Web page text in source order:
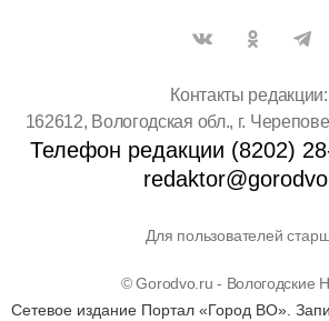
Контакты редакции:
162612, Вологодская обл., г.
Телефон редакции (8202)
Для пользователей
© Gorodvo.ru - Вологодские
Сетевое издание Портал «Город ВО».